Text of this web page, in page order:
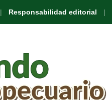
Responsabilidad editorial